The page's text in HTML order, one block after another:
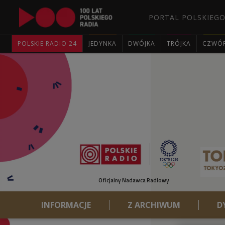
PORTAL
POLSKIE RADIO 24 JEDYNKA DWÓJKA TRÓJKA
Oficjalny Nadawca Radiowy
INFORMACJE Z ARCHIWUM